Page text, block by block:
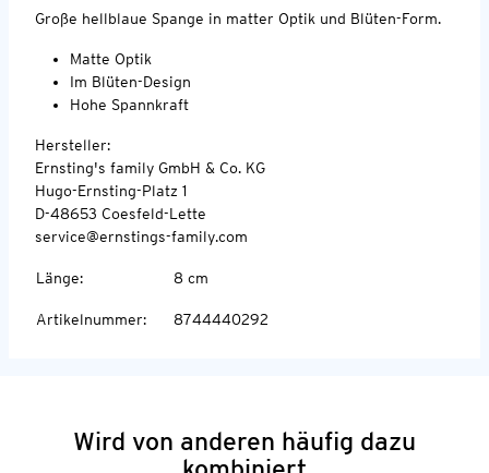
Große hellblaue Spange in matter Optik und Blüten-Form.
Matte Optik
Im Blüten-Design
Hohe Spannkraft
Hersteller:
Ernsting's family GmbH & Co. KG
Hugo-Ernsting-Platz 1
D-48653 Coesfeld-Lette
service@ernstings-family.com
Länge: 8 cm
Artikelnummer: 8744440292
Wird von anderen häufig dazu